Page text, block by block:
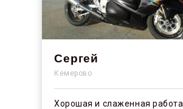
Сергей
Кемерово
Хорошая и слаженная работа